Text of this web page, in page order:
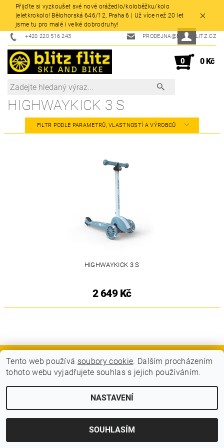
Přijďte si vyzkoušet své nové orážedlo/koloběžku/kolo
|eletkrokolo! Bělohorská 646/12, Praha 6 | Už více než 20 let
jsme tu pro malé i velké dobrodruhy!
+420 220 516 243 PRODEJNA@BLITZFLITZ.CZ
0 0 Kč
HIGHWAYKICK 3 S
FILTR PODLE PARAMETRŮ, VLASTNOSTÍ A VÝROBCŮ
HIGHWAYKICK 3 S
2 649 Kč
GDPR - Souhlas se zpracováním osobních údajů
Vytvořil Shoptet
Tento web používá soubory cookie. Dalším procházením
tohoto webu vyjadřujete souhlas s jejich používáním.
NASTAVENÍ
SOUHLASÍM